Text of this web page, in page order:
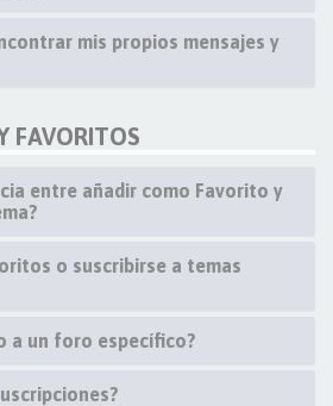
mis propios mensajes y
FAVORITOS
entre añadir como Favorito y
o suscribirse a temas
a un foro específico?